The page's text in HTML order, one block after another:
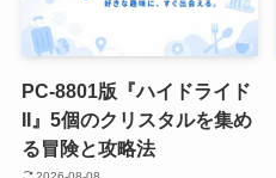
PC-8801版『ハイドライド
II』5個のクリスタルを集め
る冒険と攻略法